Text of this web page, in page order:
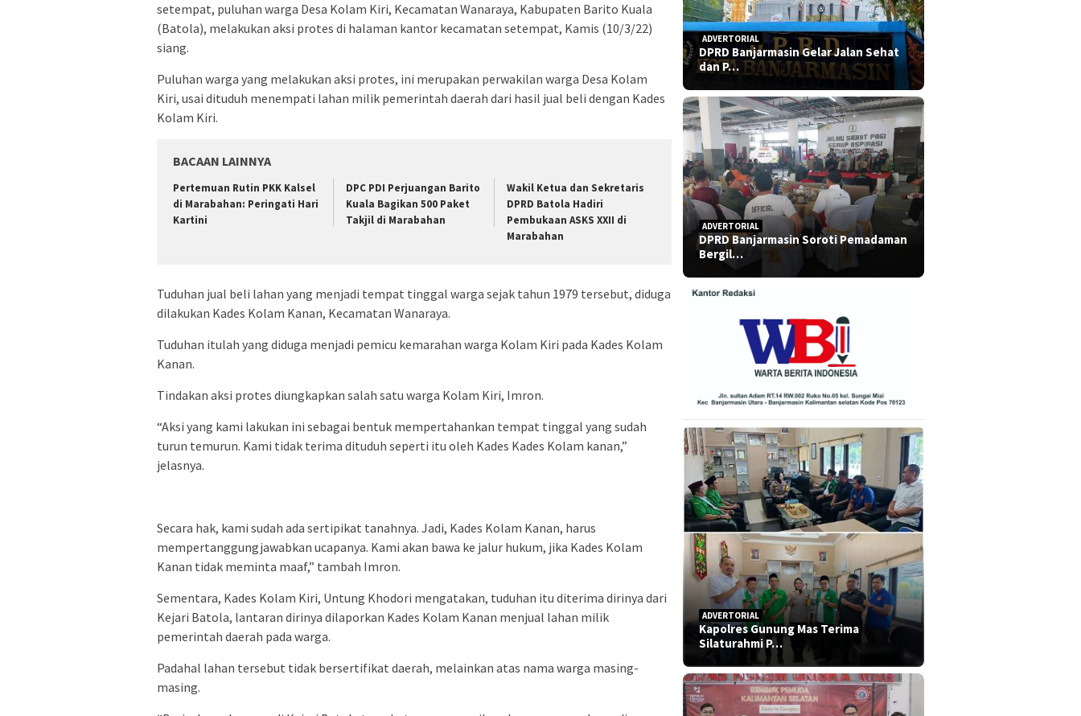
setempat, puluhan warga Desa Kolam Kiri, Kecamatan Wanaraya, Kabupaten Barito Kuala
(Batola), melakukan aksi protes di halaman kantor kecamatan setempat, Kamis (10/3/22)
siang.
Puluhan warga yang melakukan aksi protes, ini merupakan perwakilan warga Desa Kolam
Kiri, usai dituduh menempati lahan milik pemerintah daerah dari hasil jual beli dengan Kades
Kolam Kiri.
BACAAN LAINNYA
Pertemuan Rutin PKK Kalsel
di Marabahan: Peringati Hari
Kartini
DPC PDI Perjuangan Barito
Kuala Bagikan 500 Paket
Takjil di Marabahan
Wakil Ketua dan Sekretaris
DPRD Batola Hadiri
Pembukaan ASKS XXII di
Marabahan
Tuduhan jual beli lahan yang menjadi tempat tinggal warga sejak tahun 1979 tersebut, diduga
dilakukan Kades Kolam Kanan, Kecamatan Wanaraya.
Tuduhan itulah yang diduga menjadi pemicu kemarahan warga Kolam Kiri pada Kades Kolam
Kanan.
Tindakan aksi protes diungkapkan salah satu warga Kolam Kiri, Imron.
“Aksi yang kami lakukan ini sebagai bentuk mempertahankan tempat tinggal yang sudah
turun temurun. Kami tidak terima dituduh seperti itu oleh Kades Kades Kolam kanan,”
jelasnya.
Secara hak, kami sudah ada sertipikat tanahnya. Jadi, Kades Kolam Kanan, harus
mempertanggungjawabkan ucapanya. Kami akan bawa ke jalur hukum, jika Kades Kolam
Kanan tidak meminta maaf,” tambah Imron.
Sementara, Kades Kolam Kiri, Untung Khodori mengatakan, tuduhan itu diterima dirinya dari
Kejari Batola, lantaran dirinya dilaporkan Kades Kolam Kanan menjual lahan milik
pemerintah daerah pada warga.
Padahal lahan tersebut tidak bersertifikat daerah, melainkan atas nama warga masing-
masing.
ADVERTORIAL
DPRD Banjarmasin Gelar Jalan Sehat
dan P…
ADVERTORIAL
DPRD Banjarmasin Soroti Pemadaman
Bergil…
ADVERTORIAL
Kapolres Gunung Mas Terima
Silaturahmi P…